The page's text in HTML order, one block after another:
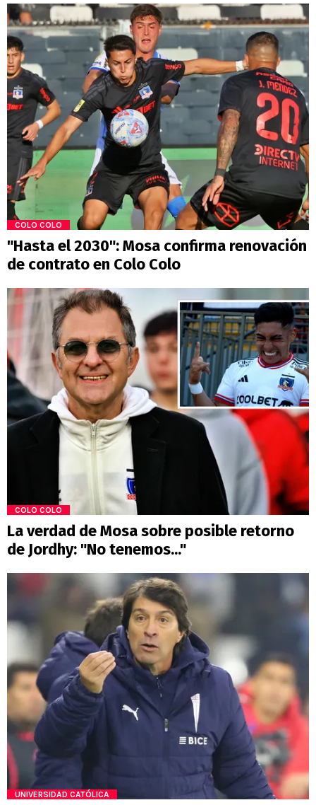
COLO COLO
"Hasta el 2030": Mosa confirma renovación
de contrato en Colo Colo
COLO COLO
La verdad de Mosa sobre posible retorno
de Jordhy: "No tenemos..."
UNIVERSIDAD CATÓLICA